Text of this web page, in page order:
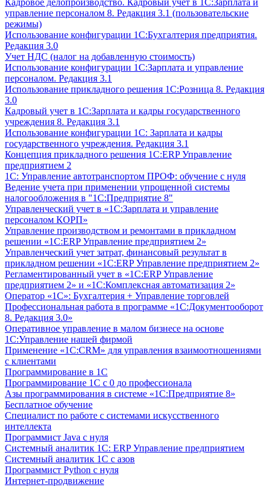
Кадровое делопроизводство. Кадровый учёт в 1С:Зарплата и
управление персоналом 8. Редакция 3.1 (пользовательские
режимы)
Использование конфигурации 1С:Бухгалтерия предприятия.
Редакция 3.0
Учет НДС (налог на добавленную стоимость)
Использование конфигурации 1С:Зарплата и управление
персоналом. Редакция 3.1
Использование прикладного решения 1С:Розница 8. Редакция
3.0
Кадровый учет в 1С:Зарплата и кадры государственного
учреждения 8. Редакция 3.1
Использование конфигурации ‎1С: Зарплата и кадры
государственного учреждения. Редакция 3.1
Концепция прикладного решения 1С:ERP Управление
предприятием 2
1С: Управление автотранспортом ПРОФ: обучение с нуля
Ведение учета при применении упрощенной системы
налогообложения в "1С:Предприятие 8"
Управленческий учет в «1C:Зарплата и управление
персоналом КОРП»
Управление производством и ремонтами в прикладном
решении «1С:ERP Управление предприятием 2»
Управленческий учет затрат, финансовый результат в
прикладном решении «1С:ERP Управление предприятием 2»
Регламентированный учет в «1С:ERP Управление
предприятием 2» и «1С:Комплексная автоматизация 2»
Оператор «1С»: Бухгалтерия + Управление торговлей
Профессиональная работа в программе «1С:Документооборот
8. Редакция 3.0»
Оперативное управление в малом бизнесе на основе
1С:Управление нашей фирмой
Применение «1С:CRM» для управления взаимоотношениями
с клиентами
Программирование в 1С
Программирование 1С с 0 до профессионала
Азы программирования в системе «1С:Предприятие 8»
Бесплатное обучение
Специалист по работе с системами искусственного
интеллекта
Программист Java с нуля
Системный аналитик 1С: ERP Управление предприятием
Системный аналитик 1С с азов
Программист Python с нуля
Интернет-продвижение